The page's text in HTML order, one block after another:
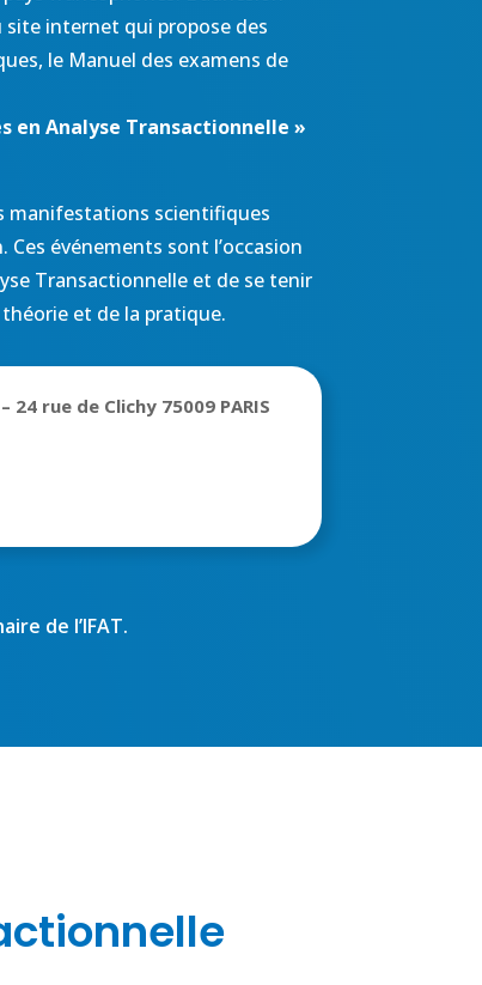
site internet qui propose des
le Manuel des examens de
en Analyse Transactionnelle »
manifestations scientifiques
événements sont l’occasion
Transactionnelle et de se tenir
et de la pratique.
rue de Clichy 75009 PARIS
de l’IFAT.